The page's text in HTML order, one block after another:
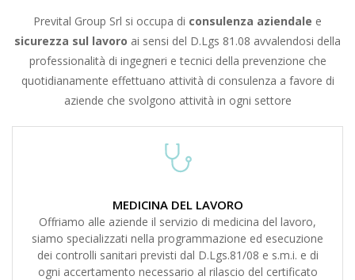
Prevital Group Srl si occupa di consulenza aziendale e
sicurezza sul lavoro ai sensi del D.Lgs 81.08 avvalendosi della
professionalità di ingegneri e tecnici della prevenzione che
quotidianamente effettuano attività di consulenza a favore di
aziende che svolgono attività in ogni settore
MEDICINA DEL LAVORO
Offriamo alle aziende il servizio di medicina del lavoro,
siamo specializzati nella programmazione ed esecuzione
dei controlli sanitari previsti dal D.Lgs.81/08 e s.m.i. e di
ogni accertamento necessario al rilascio del certificato